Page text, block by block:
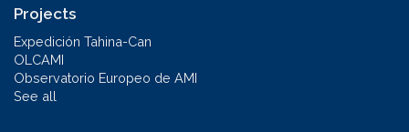
Projects
Expedición Tahina-Can
OLCAMI
Observatorio Europeo de AMI
See all